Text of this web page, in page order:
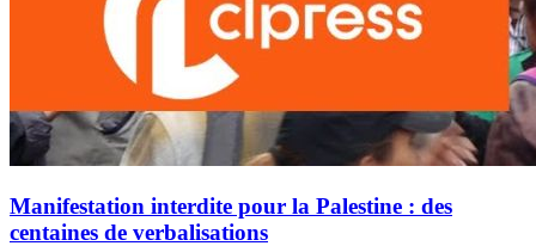
Manifestation interdite pour la Palestine : des
centaines de verbalisations